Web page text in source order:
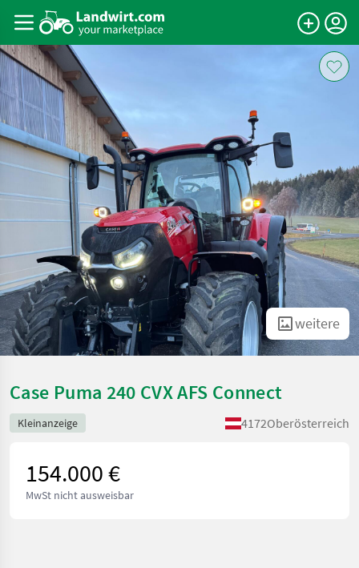
weitere
Case Puma 240 CVX AFS Connect
Kleinanzeige 4172Oberösterreich
154.000 €
MwSt nicht ausweisbar